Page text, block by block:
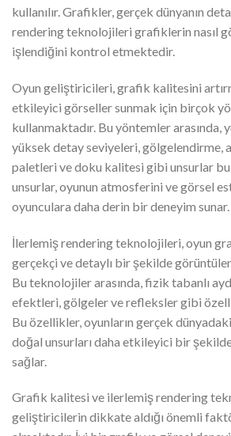
kullanılır. Grafikler, gerçek dünyanın
rendering teknolojileri grafiklerin nasıl
işlendiğini kontrol etmektedir.
Oyun geliştiricileri, grafik kalitesini
etkileyici görseller sunmak için birçok
kullanmaktadır. Bu yöntemler arasında,
yüksek detay seviyeleri, gölgelendirme,
paletleri ve doku kalitesi gibi unsurlar
unsurlar, oyunun atmosferini ve görsel
oyunculara daha derin bir deneyim sunar.
İlerlemiş rendering teknolojileri, oyun
gerçekçi ve detaylı bir şekilde
Bu teknolojiler arasında, fizik tabanlı
efektleri, gölgeler ve refleksler gibi
Bu özellikler, oyunların gerçek dünyadaki
doğal unsurları daha etkileyici bir
sağlar.
Grafik kalitesi ve ilerlemiş rendering
geliştiricilerin dikkate aldığı önemli